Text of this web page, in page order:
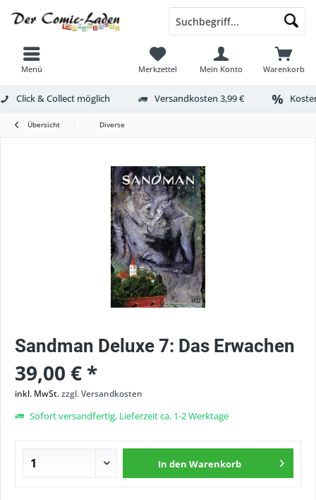
Menü Warenkorb
Merkzettel Mein Konto
Click & Collect möglich Versandkosten 3,99 €
Übersicht Diverse
Sandman Deluxe 7: Das Erwachen
39,00 € *
inkl. MwSt.zzgl. Versandkosten
Sofort versandfertig, Lieferzeit ca. 1-2 Werktage
In den Warenkorb